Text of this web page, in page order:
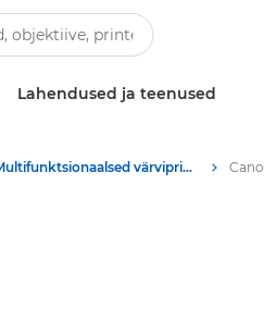
Lahendused ja teenused
Multifunktsionaalsed värviprinterid